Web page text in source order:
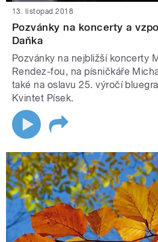
13. listopad 2018
Pozvánky na koncerty a
Daňka
Pozvánky na nejbližší koncerty
Rendez-fou, na písničkáře
také na oslavu 25. výročí
Kvintet Písek.